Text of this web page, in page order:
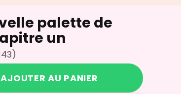
palette de
un
AJOUTER AU PANIER